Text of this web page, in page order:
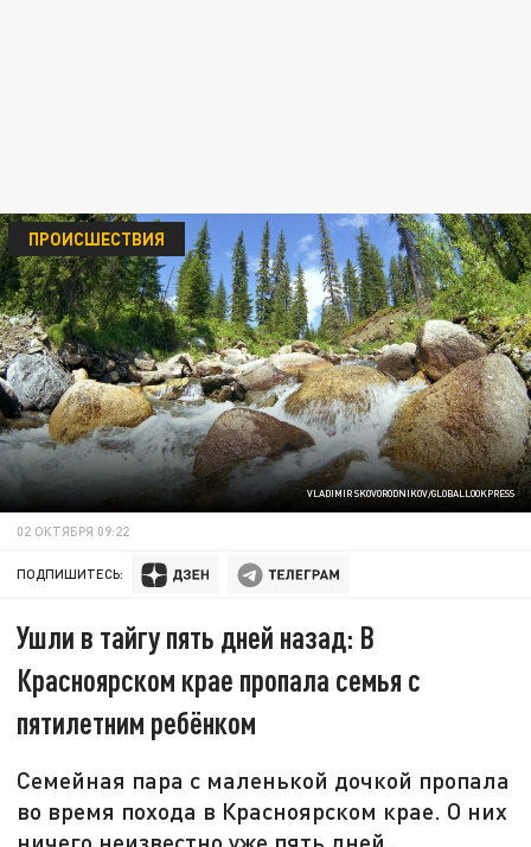
VLADIMIR SKOVORODNIKOV/GLOBALLOOKPRESS
ПРОИСШЕСТВИЯ
02 ОКТЯБРЯ 09:22
ПОДПИШИТЕСЬ:
Ушли в тайгу пять дней назад: В
Красноярском крае пропала семья с
пятилетним ребёнком
Семейная пара с маленькой дочкой пропала
во время похода в Красноярском крае. О них
ничего неизвестно уже пять дней.